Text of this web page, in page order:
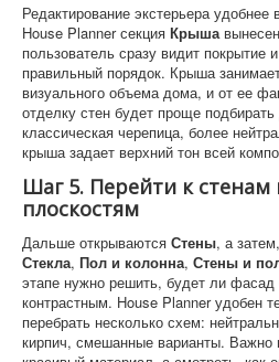
Редактирование экстерьера удобнее
House Planner секция Крыша
пользователь сразу видит покрытие
правильный порядок. Крыша
визуального объема дома, и от ее
отделку стен будет проще
классическая черепица, более
крыша задает верхний тон всей
Шаг 5. Перейти к
плоскостям
Дальше открываются Стены, а
Стекла, Пол и колонна, Стены и
этапе нужно решить, будет ли
контрастным. House Planner удобен
перебрать несколько схем:
кирпич, смешанные варианты. Важно